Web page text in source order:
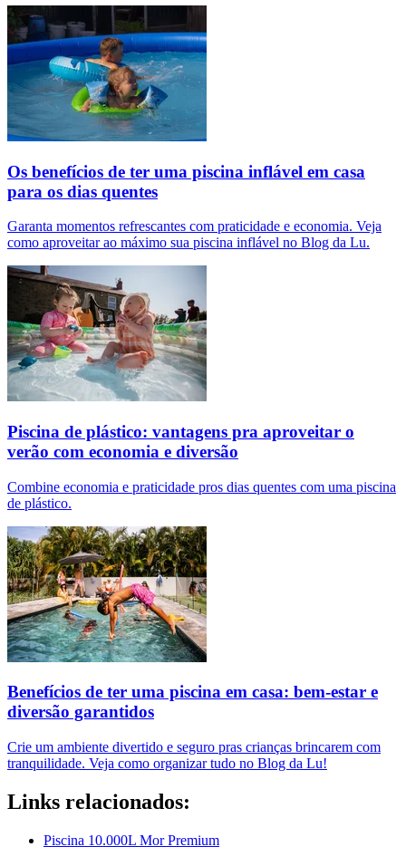
Os benefícios de ter uma piscina inflável em casa
para os dias quentes
Garanta momentos refrescantes com praticidade e economia. Veja
como aproveitar ao máximo sua piscina inflável no Blog da Lu.
Piscina de plástico: vantagens pra aproveitar o
verão com economia e diversão
Combine economia e praticidade pros dias quentes com uma piscina
de plástico.
Benefícios de ter uma piscina em casa: bem-estar e
diversão garantidos
Crie um ambiente divertido e seguro pras crianças brincarem com
tranquilidade. Veja como organizar tudo no Blog da Lu!
Links relacionados:
Piscina 10.000L Mor Premium